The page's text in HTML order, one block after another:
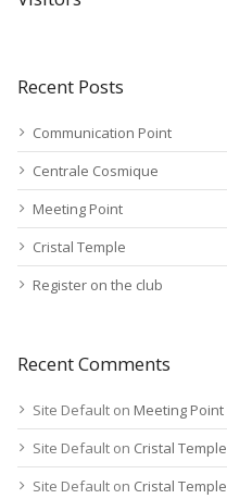
Recent Posts
Communication Point
Centrale Cosmique
Meeting Point
Cristal Temple
Register on the club
Recent Comments
Site Default on Meeting Point
Site Default on Cristal Temple
Site Default on Cristal Temple